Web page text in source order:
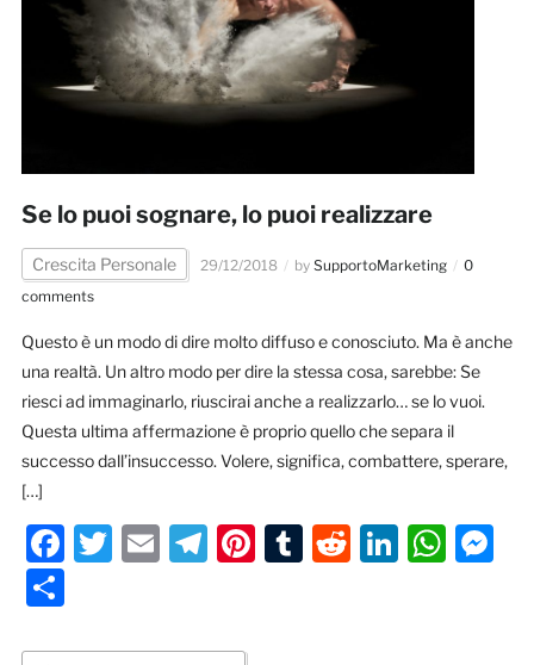
Se lo puoi sognare, lo puoi realizzare
Crescita Personale 29/12/2018 by SupportoMarketing
0
comments
Questo è un modo di dire molto diffuso e conosciuto. Ma è anche
una realtà. Un altro modo per dire la stessa cosa, sarebbe: Se
riesci ad immaginarlo, riuscirai anche a realizzarlo… se lo vuoi.
Questa ultima affermazione è proprio quello che separa il
successo dall’insuccesso. Volere, significa, combattere, sperare,
[…]
Facebook
Twitter
EmailTelegram
Pinterest
Tumblr
Reddit
Condividi